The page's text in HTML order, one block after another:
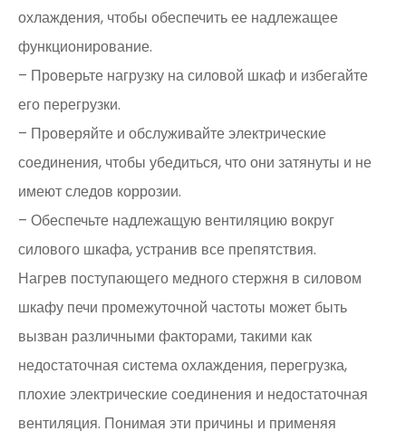
охлаждения, чтобы обеспечить ее надлежащее
функционирование.
– Проверьте нагрузку на силовой шкаф и избегайте
его перегрузки.
– Проверяйте и обслуживайте электрические
соединения, чтобы убедиться, что они затянуты и не
имеют следов коррозии.
– Обеспечьте надлежащую вентиляцию вокруг
силового шкафа, устранив все препятствия.
Нагрев поступающего медного стержня в силовом
шкафу печи промежуточной частоты может быть
вызван различными факторами, такими как
недостаточная система охлаждения, перегрузка,
плохие электрические соединения и недостаточная
вентиляция. Понимая эти причины и применяя